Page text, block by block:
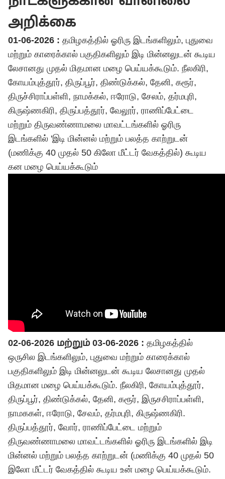
அறிக்கை
01-06-2026 : தமிழகத்தில் ஓரிரு இடங்களிலும், புதுவை
மற்றும் காரைக்கால் பகுதிகளிலும் இடி மின்னலுடன் கூடிய
லேசானது முதல் மிதமான மழை பெய்யக்கூடும். நீலகிரி,
கோயம்புத்தூர், திருப்பூர், திண்டுக்கல், தேனி, கரூர்,
திருச்சிராப்பள்ளி, நாமக்கல், ஈரோடு, சேலம், தர்மபுரி,
கிருஷ்ணகிரி, திருப்பத்தூர், வேலூர், ராணிப்பேட்டை
மற்றும் திருவண்ணாமலை மாவட்டங்களில் ஓரிரு
இடங்களில் 'இடி மின்னல் மற்றும் பலத்த காற்றுடன்
(மணிக்கு 40 முதல் 50 கிலோ மீட்டர் வேகத்தில்) கூடிய
கன மழை பெய்யக்கூடும்
02-06-2026 மற்றும் 03-06-2026 : தமிழகத்தில்
ஒருசில இடங்களிலும், புதுவை மற்றும் காரைக்கால்
பகுதிகளிலும் இடி மின்னலுடன் கூடிய லேசானது முதல்
மிதமான மழை பெய்யக்கூடும். நீலகிரி, கோயம்புத்தூர்,
திருப்பூர், திண்டுக்கல், தேனி, கரூர், இருசசிராப்பள்ளி,
நாமககள், ஈரோடு, சேவம், தர்மபுரி, கிருஷ்ணகிரி.
திருப்பத்தூர், வோர், ராணிப்பேட்டை மற்றும்
திருவண்ணாமலை மாவட்டங்களில் ஓரிரு இடங்களில் இடி
மின்னல் மற்றும் பலத்த காற்றுடன் (மணிக்கு 40 முதல் 50
இலோ மீட்டர் வேகத்தில் கூடிய உன் மழை பெய்யக்கூடும்.